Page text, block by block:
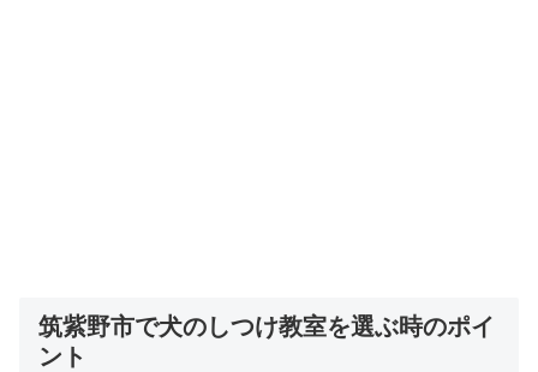
筑紫野市で犬のしつけ教室を選ぶ時のポイ
ント